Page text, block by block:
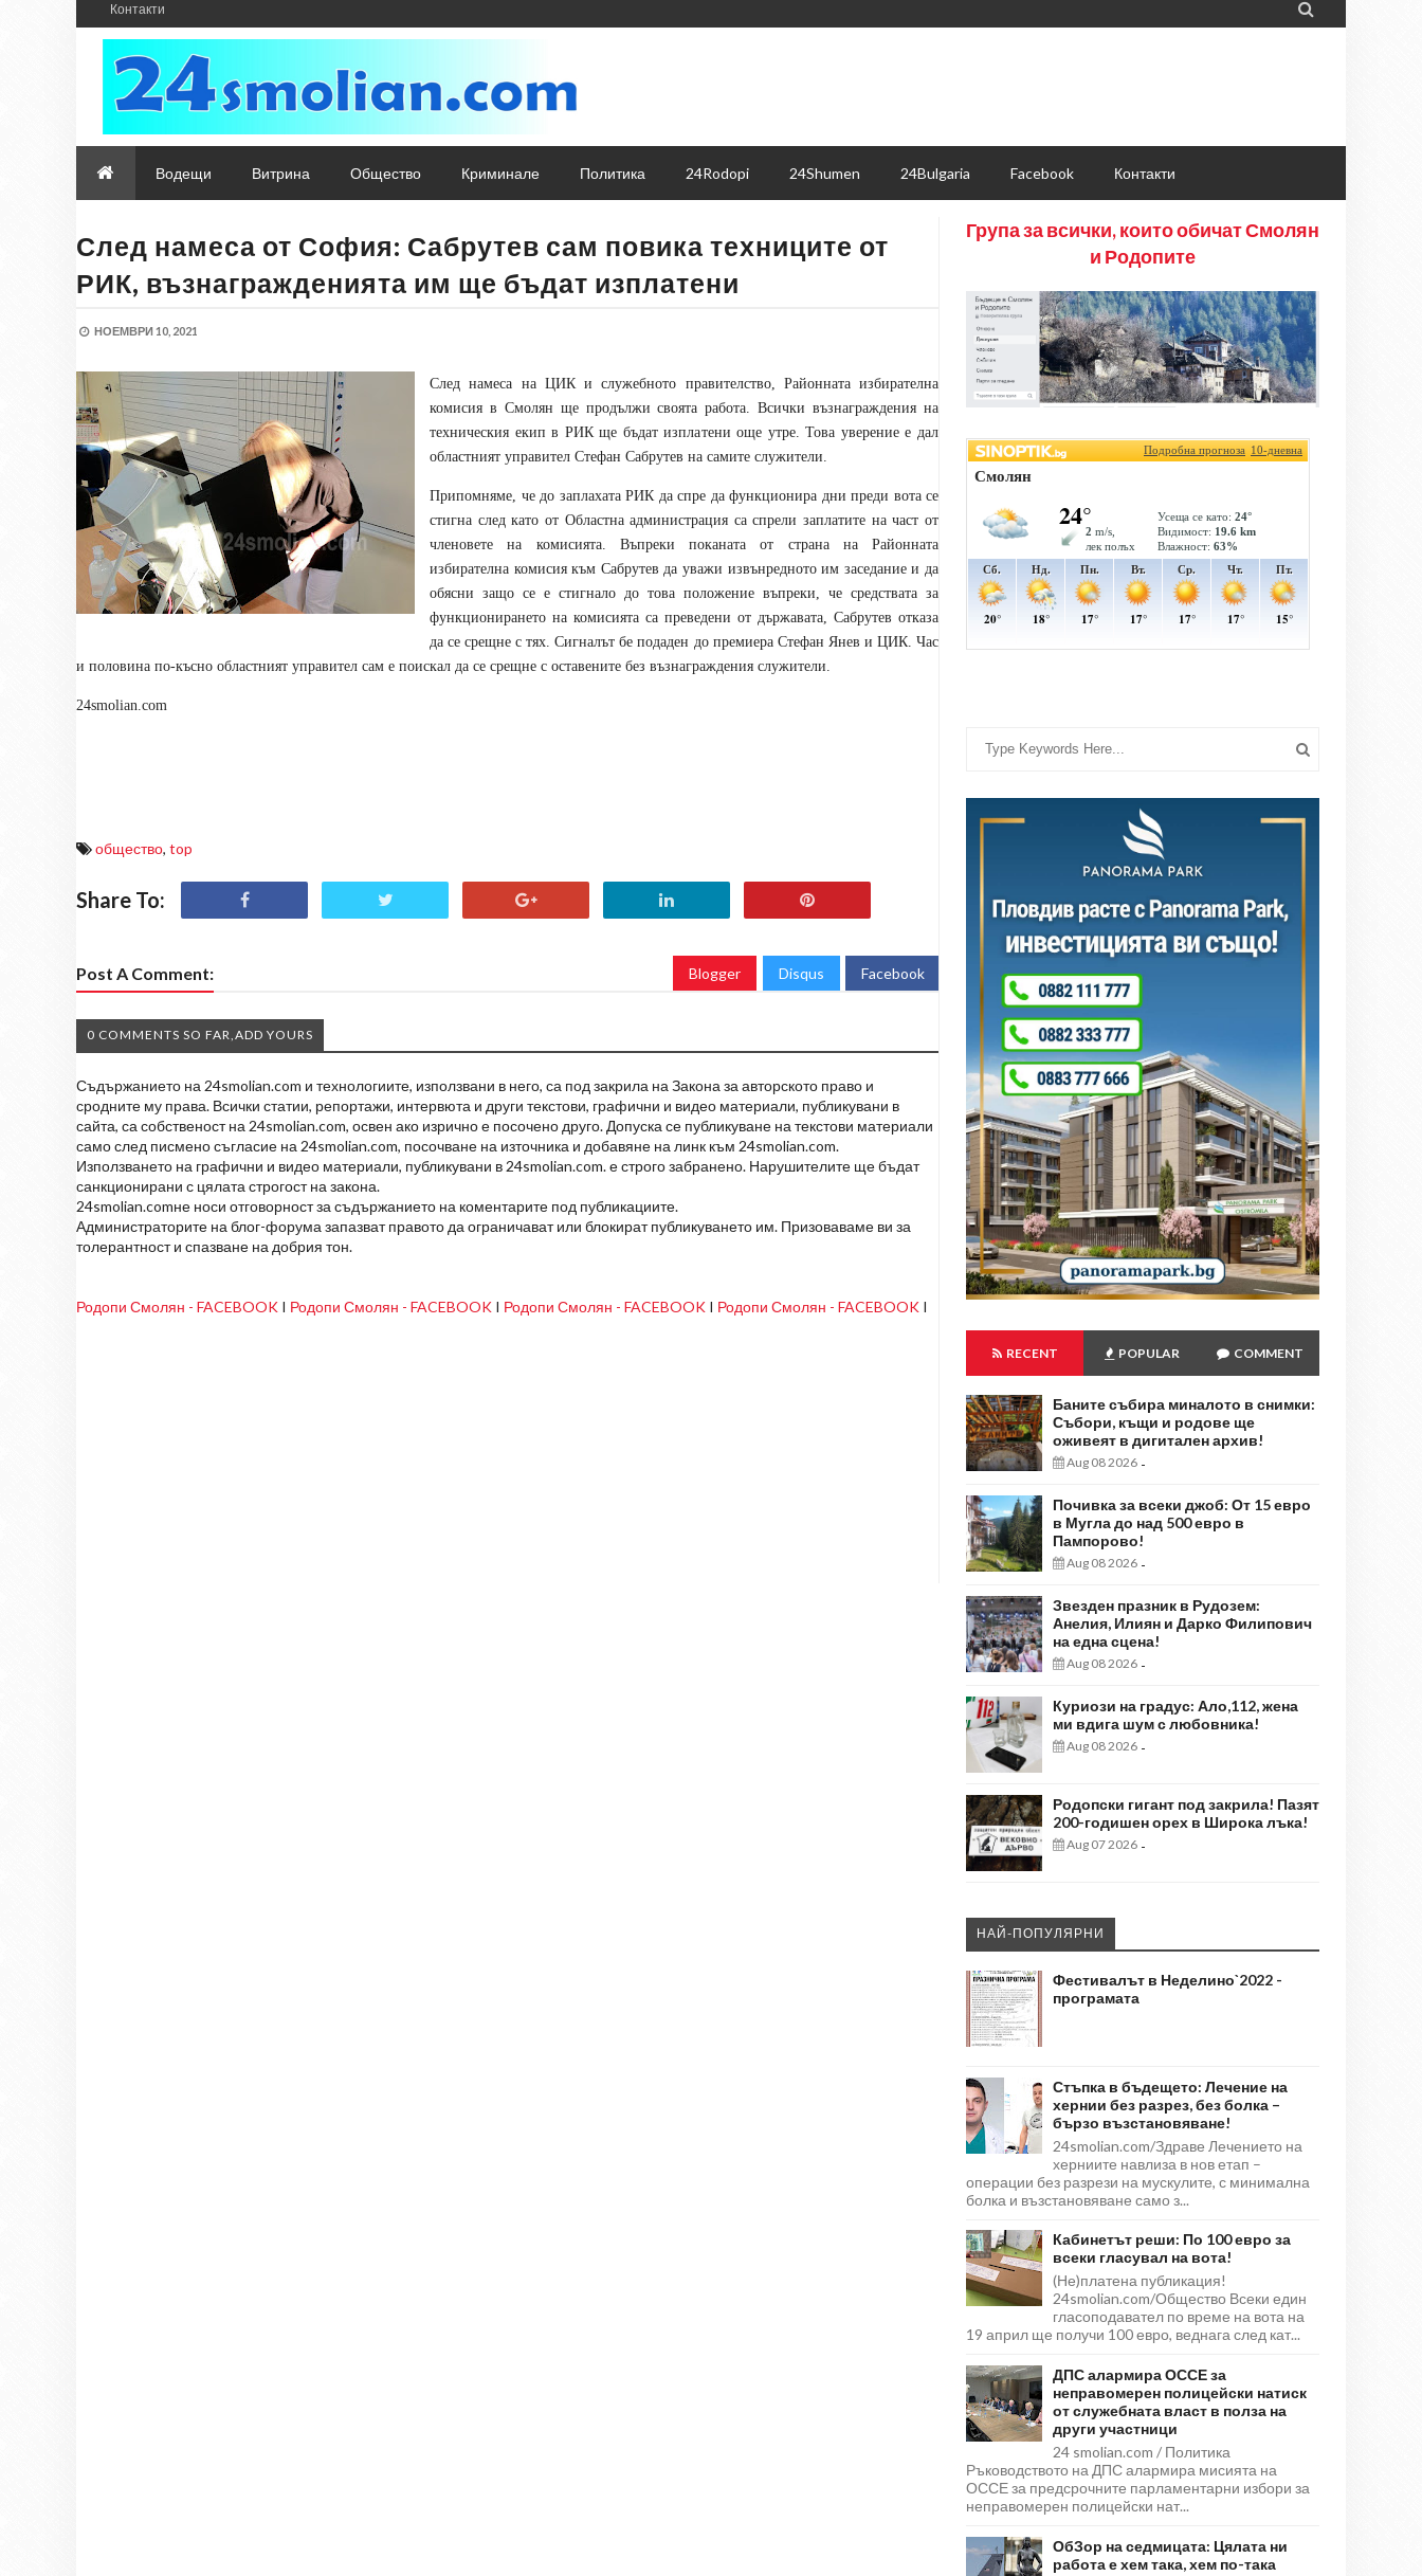
Контакти 
Водещи Витрина Общество Криминале Политика 24Rodopi 24Shumen 24Bulgaria Facebook Контакти
След намеса от София: Сабрутев сам повика техниците от
РИК, възнагражденията им ще бъдат изплатени
НОЕМВРИ 10, 2021
След намеса на ЦИК и служебното правителство, Районната избирателна
комисия в Смолян ще продължи своята работа. Всички възнаграждения на
техническия екип в РИК ще бъдат изплатени още утре. Това уверение е дал
областният управител Стефан Сабрутев на самите служители.
Припомняме, че до заплахата РИК да спре да функционира дни преди вота се
стигна след като от Областна администрация са спрели заплатите на част от
членовете на комисията. Въпреки поканата от страна на Районната
избирателна комисия към Сабрутев да уважи извънредното им заседание и да
обясни защо се е стигнало до това положение въпреки, че средствата за
функционирането на комисията са преведени от държавата, Сабрутев отказа
да се срещне с тях. Сигналът бе подаден до премиера Стефан Янев и ЦИК. Час
и половина по-късно областният управител сам е поискал да се срещне с оставените без възнаграждения служители.
24smolian.com
общество, top
Share To:
Post A Comment: Blogger Disqus Facebook
0 COMMENTS SO FAR,ADD YOURS
Съдържанието на 24smolian.com и технологиите, използвани в него, са под закрила на Закона за авторското право и
сродните му права. Всички статии, репортажи, интервюта и други текстови, графични и видео материали, публикувани в
сайта, са собственост на 24smolian.com, освен ако изрично е посочено друго. Допуска се публикуване на текстови материали
само след писмено съгласие на 24smolian.com, посочване на източника и добавяне на линк към 24smolian.com.
Използването на графични и видео материали, публикувани в 24smolian.com. е строго забранено. Нарушителите ще бъдат
санкционирани с цялата строгост на закона.
24smolian.comне носи отговорност за съдържанието на коментарите под публикациите.
Администраторите на блог-форума запазват правото да ограничават или блокират публикуването им. Призоваваме ви за
толерантност и спазване на добрия тон.
Родопи Смолян - FACEBOOK I Родопи Смолян - FACEBOOK I Родопи Смолян - FACEBOOK I Родопи Смолян - FACEBOOK I
Група за всички, които обичат Смолян
и Родопите
RECENT POPULAR COMMENT
Баните събира миналото в снимки:
Събори, къщи и родове ще
оживеят в дигитален архив!
Aug 08 2026 -
Почивка за всеки джоб: От 15 евро
в Мугла до над 500 евро в
Пампорово!
Aug 08 2026 -
Звезден празник в Рудозем:
Анелия, Илиян и Дарко Филипович
на една сцена!
Aug 08 2026 -
Куриози на градус: Ало,112, жена
ми вдига шум с любовника!
Aug 08 2026 -
Родопски гигант под закрила! Пазят
200-годишен орех в Широка лъка!
Aug 07 2026 -
НАЙ-ПОПУЛЯРНИ
Фестивалът в Неделино`2022 -
програмата
Стъпка в бъдещето: Лечение на
хернии без разрез, без болка –
бързо възстановяване!
24smolian.com/Здраве Лечението на
херниите навлиза в нов етап –
операции без разрези на мускулите, с минимална
болка и възстановяване само з...
Кабинетът реши: По 100 евро за
всеки гласувал на вота!
(Не)платена публикация!
24smolian.com/Общество Всеки един
гласоподавател по време на вота на
19 април ще получи 100 евро, веднага след кат...
ДПС алармира ОССЕ за
неправомерен полицейски натиск
от служебната власт в полза на
други участници
24 smolian.com / Политика
Ръководството на ДПС алармира мисията на
ОССЕ за предсрочните парламентарни избори за
неправомерен полицейски нат...
ОбЗор на седмицата: Цялата ни
работа е хем така, хем по-така